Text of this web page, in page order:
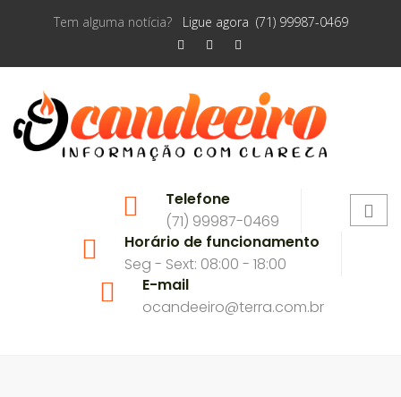
Tem alguma notícia? Ligue agora (71) 99987-0469
Telefone
(71) 99987-0469
Horário de funcionamento
Seg - Sext: 08:00 - 18:00
E-mail
ocandeeiro@terra.com.br